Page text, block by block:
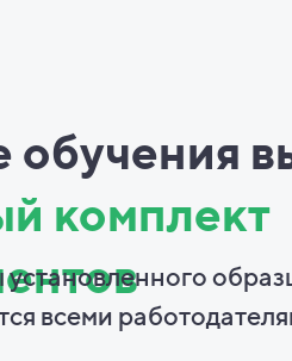
обучения
комплект
всеми